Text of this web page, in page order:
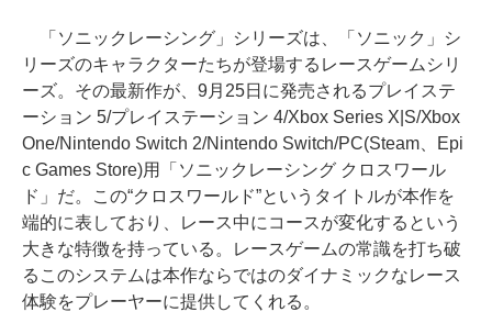
「ソニックレーシング」シリーズは、「ソニック」シ
リーズのキャラクターたちが登場するレースゲームシリ
ーズ。その最新作が、9月25日に発売されるプレイステ
ーション 5/プレイステーション 4/Xbox Series X|S/Xbox
One/Nintendo Switch 2/Nintendo Switch/PC(Steam、Epi
c Games Store)用「ソニックレーシング クロスワール
ド」だ。この“クロスワールド”というタイトルが本作を
端的に表しており、レース中にコースが変化するという
大きな特徴を持っている。レースゲームの常識を打ち破
るこのシステムは本作ならではのダイナミックなレース
体験をプレーヤーに提供してくれる。